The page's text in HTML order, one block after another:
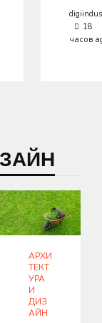
18
часов
АРХИ
ТЕКТ
УРА
И
ДИЗ
АЙН